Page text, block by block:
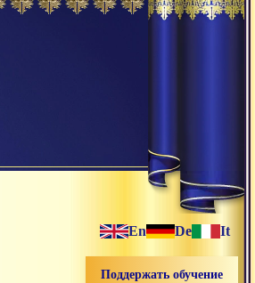
En De It
Поддержать обучение